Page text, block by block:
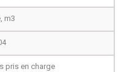
m3
pris en charge